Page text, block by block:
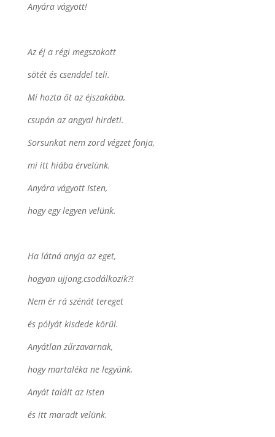
Anyára vágyott!
Az éj a régi megszokott
sötét és csenddel teli.
Mi hozta őt az éjszakába,
csupán az angyal hirdeti.
Sorsunkat nem zord végzet fonja,
mi itt hiába érvelünk.
Anyára vágyott Isten,
hogy egy legyen velünk.
Ha látná anyja az eget,
hogyan ujjong,csodálkozik?!
Nem ér rá szénát tereget
és pólyát kisdede körül.
Anyátlan zűrzavarnak,
hogy martaléka ne legyünk,
Anyát talált az Isten
és itt maradt velünk.